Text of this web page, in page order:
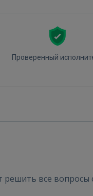
Проверенный
решить все